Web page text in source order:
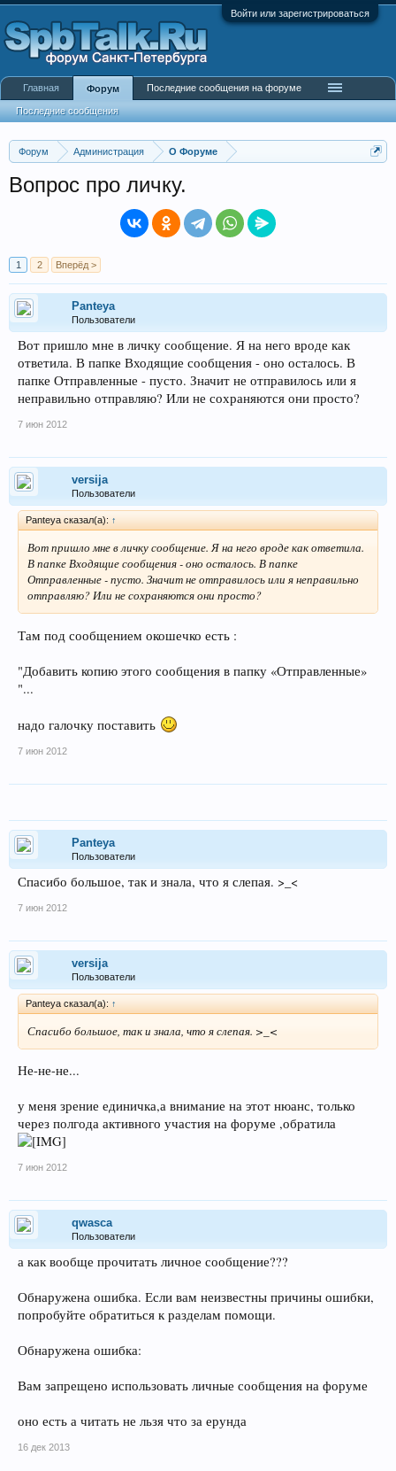
Войти или зарегистрироваться
Форум Администрация О Форуме
Вопрос про личку.
1 2 Вперёд >
Panteya
Пользователи
Вот пришло мне в личку сообщение. Я на него вроде как
ответила. В папке Входящие сообщения - оно осталось. В
папке Отправленные - пусто. Значит не отправилось или я
неправильно отправляю? Или не сохраняются они просто?
7 июн 2012
versija
Пользователи
Panteya сказал(а): ↑
Вот пришло мне в личку сообщение. Я на него вроде как ответила.
В папке Входящие сообщения - оно осталось. В папке
Отправленные - пусто. Значит не отправилось или я неправильно
отправляю? Или не сохраняются они просто?
Там под сообщением окошечко есть :
"Добавить копию этого сообщения в папку «Отправленные»
"...
надо галочку поставить
7 июн 2012
Panteya
Пользователи
Спасибо большое, так и знала, что я слепая. >_<
7 июн 2012
versija
Пользователи
Panteya сказал(а): ↑
Спасибо большое, так и знала, что я слепая. >_<
Не-не-не...
у меня зрение единичка,а внимание на этот нюанс, только
через полгода активного участия на форуме ,обратила
7 июн 2012
qwasca
Пользователи
а как вообще прочитать личное сообщение???
Обнаружена ошибка. Если вам неизвестны причины ошибки,
попробуйте обратиться к разделам помощи.
Обнаружена ошибка:
Вам запрещено использовать личные сообщения на форуме
оно есть а читать не льзя что за ерунда
16 дек 2013
Главная Форум
Последние сообщения
Последние сообщения на форуме